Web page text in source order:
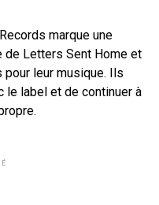
marque une
de Letters Sent Home et
leur musique. Ils
le label et de continuer à